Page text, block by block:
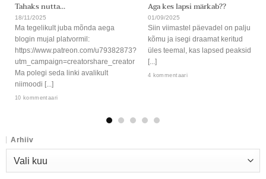
Tahaks nutta…
18/11/2025
Ma tegelikult juba mõnda aega
blogin mujal platvormil:
https://www.patreon.com/u79382873?
utm_campaign=creatorshare_creator
Ma polegi seda linki avalikult
niimoodi [...]
10 kommentaari
Aga kes lapsi märkab??
01/09/2025
Siin viimastel päevadel on palju
kõmu ja isegi draamat keritud
üles teemal, kas lapsed peaksid
[...]
4 kommentaari
Arhiiv
Arhiiv